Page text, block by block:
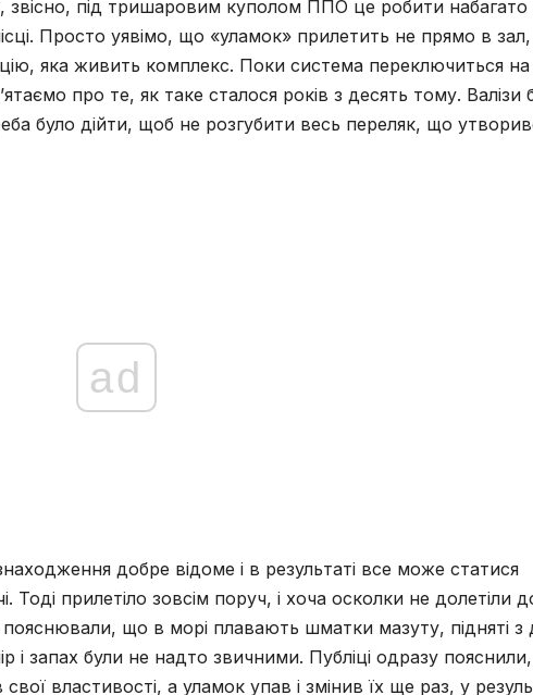
звісно, під тришаровим куполом ППО це робити набагато
Просто уявімо, що «уламок» прилетить не прямо в
яка живить комплекс. Поки система переключиться на
про те, як таке сталося років з десять тому. Валізи
було дійти, щоб не розгубити весь переляк, що
ad
добре відоме і в результаті все може статися
Тоді прилетіло зовсім поруч, і хоча осколки не долетіли
пояснювали, що в морі плавають шматки мазуту, підняті з
і запах були не надто звичними. Публіці одразу
властивості, а уламок упав і змінив їх ще раз, у